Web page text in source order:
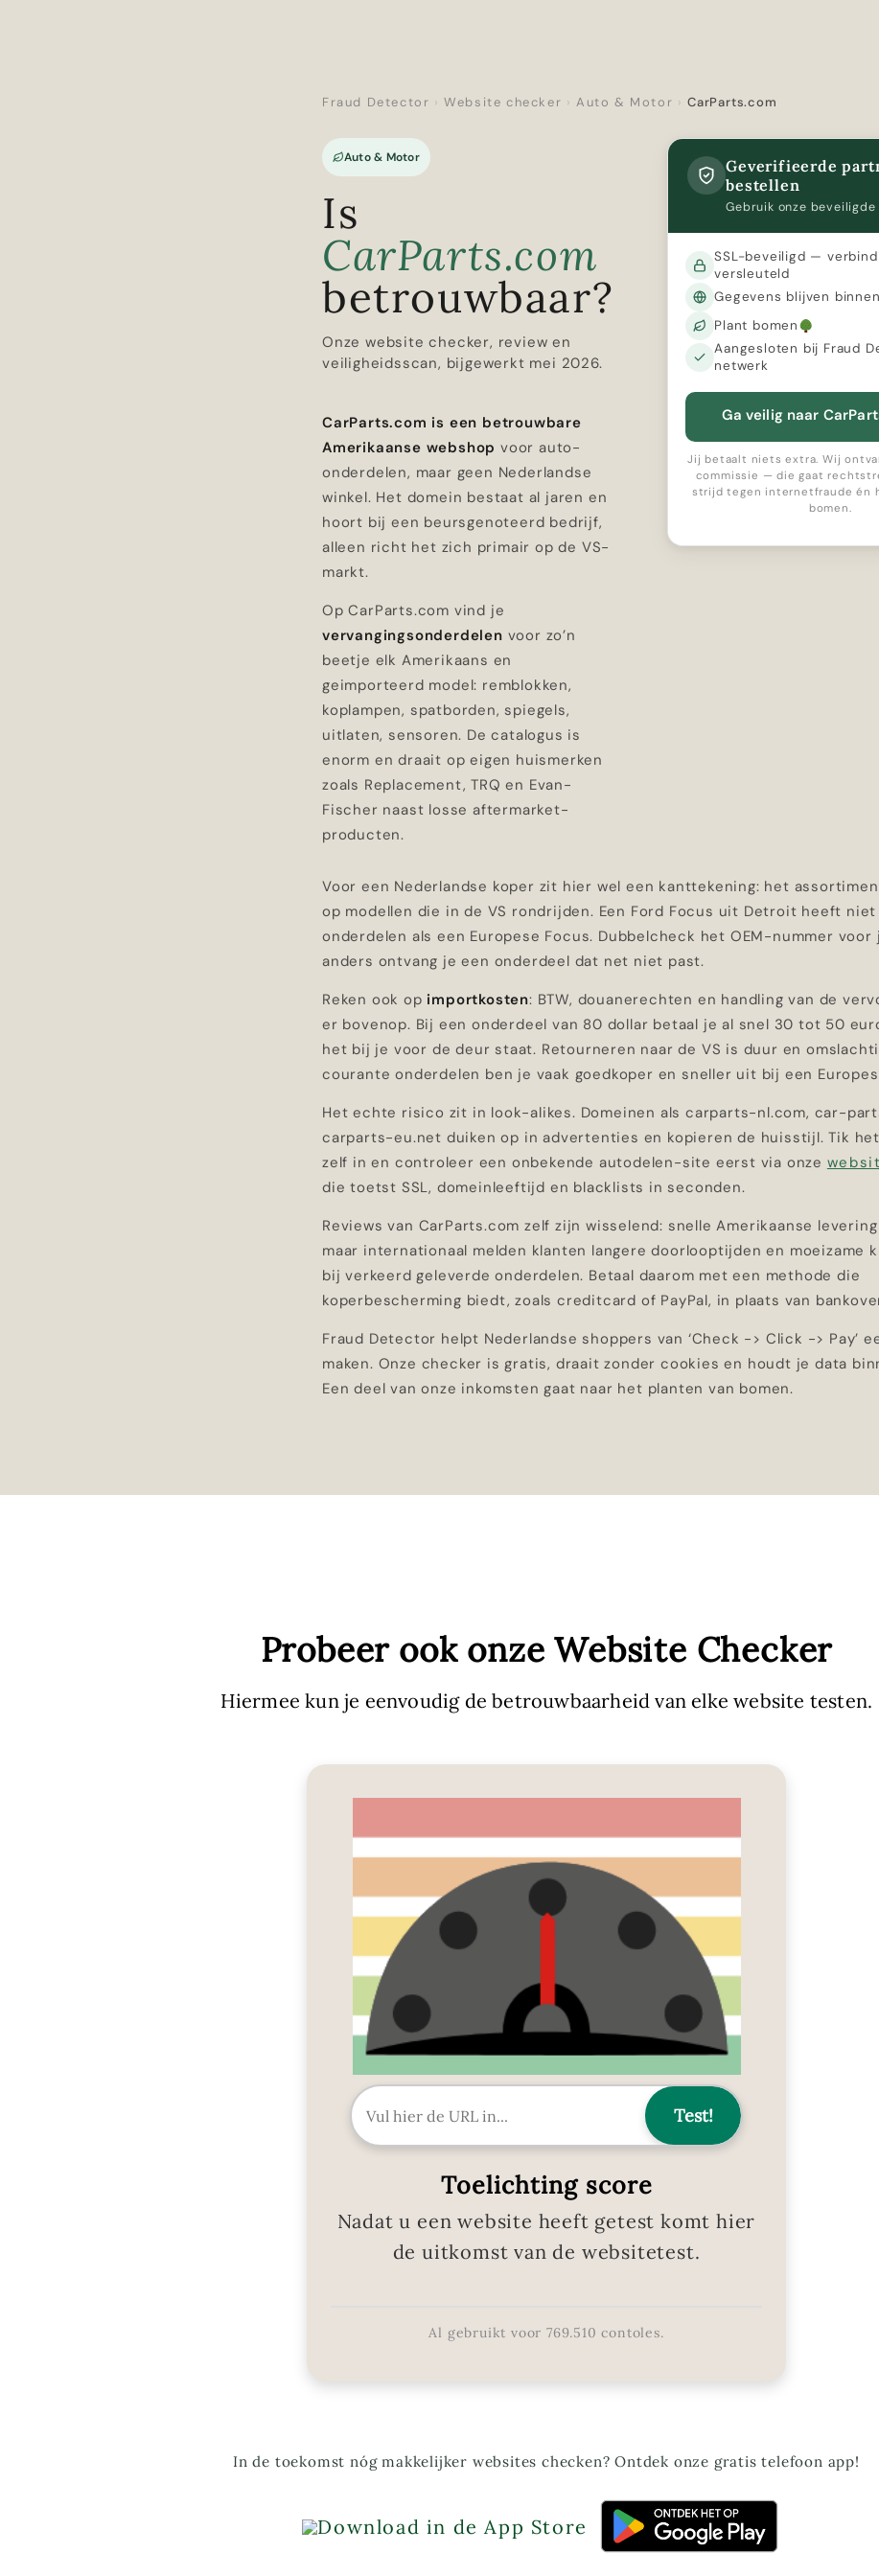
Fraud Detector › Website checker › Auto & Motor › CarParts.com
Auto & Motor
Is
CarParts.com
betrouwbaar?
Onze website checker, review en
veiligheidsscan, bijgewerkt mei 2026.
Geverifieerde
bestellen
Gebruik onze beveiligde
SSL-beveiligd —
versleuteld
Gegevens blijven
Plant bomen
Aangesloten bij Fraud
netwerk
Ga veilig naar
Jij betaalt niets extra. Wij
commissie — die gaat
strijd tegen internetfraude én
bomen.
CarParts.com is een betrouwbare
Amerikaanse webshop voor auto-
onderdelen, maar geen Nederlandse
winkel. Het domein bestaat al jaren en
hoort bij een beursgenoteerd bedrijf,
alleen richt het zich primair op de VS-
markt.
Op CarParts.com vind je
vervangingsonderdelen voor zo’n
beetje elk Amerikaans en
geimporteerd model: remblokken,
koplampen, spatborden, spiegels,
uitlaten, sensoren. De catalogus is
enorm en draait op eigen huismerken
zoals Replacement, TRQ en Evan-
Fischer naast losse aftermarket-
producten.
Voor een Nederlandse koper zit hier wel een kanttekening: het
op modellen die in de VS rondrijden. Een Ford Focus uit Detroit heeft
onderdelen als een Europese Focus. Dubbelcheck het OEM-nummer
anders ontvang je een onderdeel dat net niet past.
Reken ook op importkosten: BTW, douanerechten en handling van de
er bovenop. Bij een onderdeel van 80 dollar betaal je al snel 30 tot 50
het bij je voor de deur staat. Retourneren naar de VS is duur en
courante onderdelen ben je vaak goedkoper en sneller uit bij een
Het echte risico zit in look-alikes. Domeinen als carparts-nl.com, car-
carparts-eu.net duiken op in advertenties en kopieren de huisstijl. Tik
zelf in en controleer een onbekende autodelen-site eerst via onze
die toetst SSL, domeinleeftijd en blacklists in seconden.
Reviews van CarParts.com zelf zijn wisselend: snelle Amerikaanse
maar internationaal melden klanten langere doorlooptijden en moeizame
bij verkeerd geleverde onderdelen. Betaal daarom met een methode die
koperbescherming biedt, zoals creditcard of PayPal, in plaats van
Fraud Detector helpt Nederlandse shoppers van ‘Check -> Click -> Pay’
maken. Onze checker is gratis, draait zonder cookies en houdt je data
Een deel van onze inkomsten gaat naar het planten van bomen.
Probeer ook onze Website Checker
Hiermee kun je eenvoudig de betrouwbaarheid van elke website testen.
Toelichting score
Nadat u een website heeft getest komt hier
de uitkomst van de websitetest.
Al gebruikt voor 769.510 contoles.
In de toekomst nóg makkelijker websites checken? Ontdek onze gratis telefoon app!